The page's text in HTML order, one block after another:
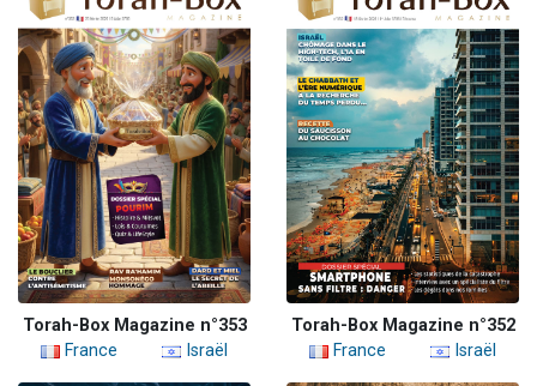
Torah-Box Magazine n°353
France
Israël
Torah-Box Magazine n°352
France
Israël